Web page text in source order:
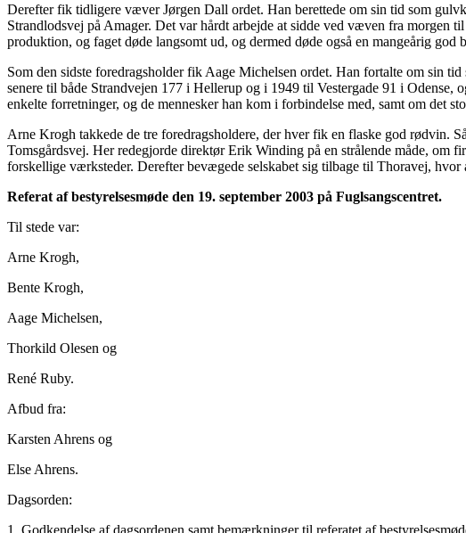
Derefter fik tidligere væver Jørgen Dall ordet. Han berettede om sin tid som
Strandlodsvej på Amager. Det var hårdt arbejde at sidde ved væven fra
produktion, og faget døde langsomt ud, og dermed døde også en mangeårig god
Som den sidste foredragsholder fik Aage Michelsen ordet. Han fortalte om sin
senere til både Strandvejen 177 i Hellerup og i 1949 til Vestergade 91 i
enkelte forretninger, og de mennesker han kom i forbindelse med, samt om det
Arne Krogh takkede de tre foredragsholdere, der hver fik en flaske god rødvin.
Tomsgårdsvej. Her redegjorde direktør Erik Winding på en strålende måde, om
forskellige værksteder. Derefter bevægede selskabet sig tilbage til Thoravej, hvor
Referat af bestyrelsesmøde den 19. september 2003 på Fuglsangscentret.
Til stede var:
Arne Krogh,
Bente Krogh,
Aage Michelsen,
Thorkild Olesen og
René Ruby.
Afbud fra:
Karsten Ahrens og
Else Ahrens.
Dagsorden:
1. Godkendelse af dagsordenen samt bemærkninger til referatet af